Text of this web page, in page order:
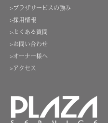
>プラザサービスの強み
>採用情報
>よくある質問
>お問い合わせ
>オーナー様へ
>アクセス